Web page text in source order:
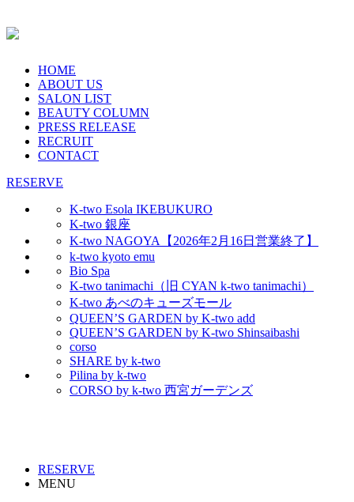
HOME
ABOUT US
SALON LIST
BEAUTY COLUMN
PRESS RELEASE
RECRUIT
CONTACT
RESERVE
K-two Esola IKEBUKURO
K-two 銀座
K-two NAGOYA【2026年2月16日営業終了】
k-two kyoto emu
Bio Spa
K-two tanimachi（旧 CYAN k-two tanimachi）
K-two あべのキューズモール
QUEEN’S GARDEN by K-two add
QUEEN’S GARDEN by K-two Shinsaibashi
corso
SHARE by k-two
Pilina by k-two
CORSO by k-two 西宮ガーデンズ
RESERVE
MENU